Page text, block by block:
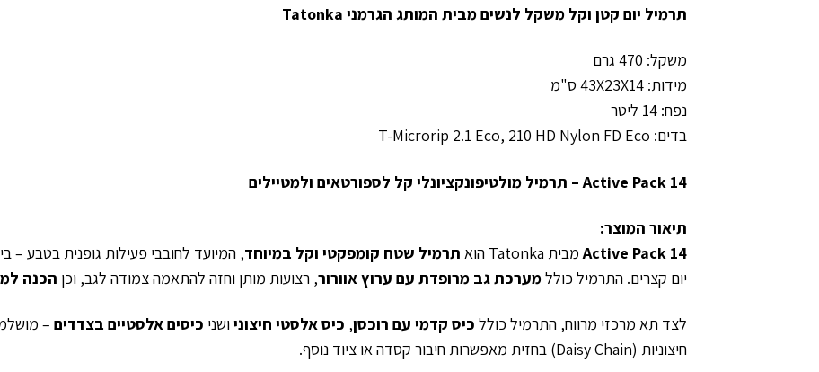
תרמיל יום קטן וקל משקל לנשים מבית המותג הגרמני Tatonka
משקל: 470 גרם
מידות: 43X23X14 ס"מ
נפח: 14 ליטר
בדים: T-Microrip 2.1 Eco, 210 HD Nylon FD Eco
Active Pack 14 – תרמיל מולטיפונקציונלי קל לספורטאים ולמטיילים
תיאור המוצר:
Active Pack 14מבית Tatonka הוא תרמיל שטח קומפקטי וקל במיוחד, המיועד לחובבי פעילות גופנית בטבע –
יום קצרים. התרמיל כוללמערכת גב מרופדת עם ערוץ אוורור, רצועות מותן וחזה להתאמה צמודה לגב, וכן הכנה
לצד תא מרכזי מרווח, התרמיל כולל כיס קדמי עם רוכסן, כיס אלסטי חיצוניושני כיסים אלסטיים בצדדים –
חיצוניות (Daisy Chain) בחזית מאפשרות חיבור קסדה או ציוד נוסף.